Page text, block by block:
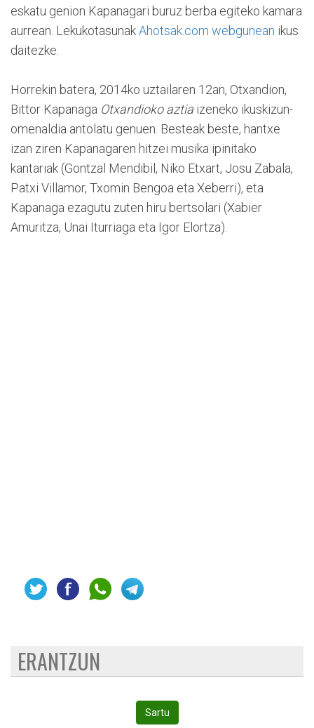
eskatu genion Kapanagari buruz berba egiteko kamara
aurrean. LekukotasunakAhotsak.com webgunean ikus
daitezke.
Horrekin batera, 2014ko uztailaren 12an, Otxandion,
Bittor Kapanaga Otxandioko aztia izeneko ikuskizun-
omenaldia antolatu genuen. Besteak beste, hantxe
izan ziren Kapanagaren hitzei musika ipinitako
kantariak (Gontzal Mendibil, Niko Etxart, Josu Zabala,
Patxi Villamor, Txomin Bengoa eta Xeberri), eta
Kapanaga ezagutu zuten hiru bertsolari (Xabier
Amuritza, Unai Iturriaga eta Igor Elortza).
ERANTZUN
Sartu